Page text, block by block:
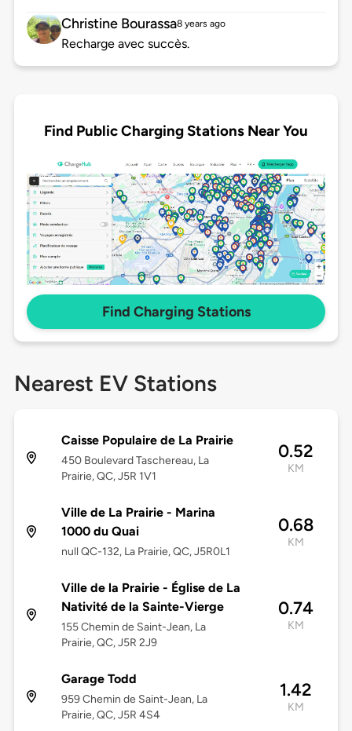
Christine Bourassa8 years ago
Recharge avec succès.
Find Public Charging Stations Near You
Find Charging Stations
Nearest EV Stations
Caisse Populaire de La Prairie
450 Boulevard Taschereau, La
Prairie, QC, J5R 1V1
0.52
KM
Ville de La Prairie - Marina
1000 du Quai
null QC-132, La Prairie, QC, J5R0L1
0.68
KM
Ville de la Prairie - Église de La
Nativité de la Sainte-Vierge
155 Chemin de Saint-Jean, La
Prairie, QC, J5R 2J9
0.74
KM
Garage Todd
959 Chemin de Saint-Jean, La
Prairie, QC, J5R 4S4
1.42
KM